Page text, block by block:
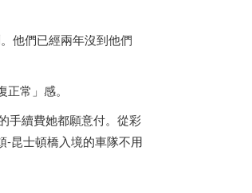
他們已經兩年沒到他們
常」感。
手續費她都願意付。從彩
-昆士頓橋入境的車隊不用